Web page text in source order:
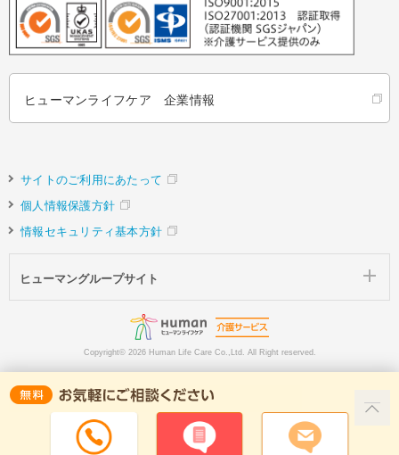
ヒューマンライフケア 企業情報
サイトのご利用にあたって
個人情報保護方針
情報セキュリティ基本方針
ヒューマングループサイト
Copyright© 2026 Human Life Care Co.,Ltd. All Right reserved.